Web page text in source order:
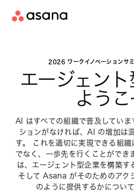
セールスチームに問い
2026 ワークイノベーションサ
エージェン
ようこ
AI はすべての組織で普及してい
ションがなければ、AI の増加は
す。 これを適切に実現できる組
でなく、一歩先を行くことができ
は、エージェント型企業を構築す
そして Asana がそのためのアク
のように提供するかについ